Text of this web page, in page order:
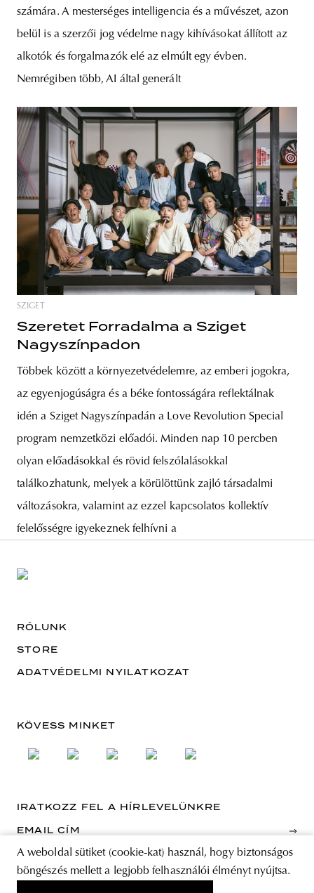
számára. A mesterséges intelligencia és a művészet, azon
belül is a szerzői jog védelme nagy kihívásokat állított az
alkotók és forgalmazók elé az elmúlt egy évben.
Nemrégiben több, AI által generált
SZIGET
Szeretet Forradalma a Sziget
Nagyszínpadon
Többek között a környezetvédelemre, az emberi jogokra,
az egyenjogúságra és a béke fontosságára reflektálnak
idén a Sziget Nagyszínpadán a Love Revolution Special
program nemzetközi előadói. Minden nap 10 percben
olyan előadásokkal és rövid felszólalásokkal
találkozhatunk, melyek a körülöttünk zajló társadalmi
változásokra, valamint az ezzel kapcsolatos kollektív
felelősségre igyekeznek felhívni a
A weboldal sütiket (cookie-kat) használ, hogy biztonságos
böngészés mellett a legjobb felhasználói élményt nyújtsa.
RÓLUNK
STORE
ADATVÉDELMI NYILATKOZAT
KÖVESS MINKET
IRATKOZZ FEL A HÍRLEVELÜNKRE
EMAIL CÍM
A feliratkozással elfogadja az Általános Szerződési Feltételeket és kijelenti,
hogy elolvasta az Adatvédelmi nyilatkozatot.